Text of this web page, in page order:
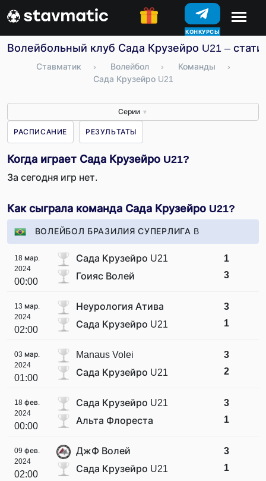
КОНКУРСЫ
Волейбольный клуб Сада Крузейро U21 –
Ставматик › Волейбол › Команды
›
Сада Крузейро U21
Серии ▼
РАСПИСАНИЕ РЕЗУЛЬТАТЫ
Когда играет Сада Крузейро U21?
За сегодня игр нет.
Как сыграла команда Сада Крузейро U21?
ВОЛЕЙБОЛ БРАЗИЛИЯ СУПЕРЛИГА B
18 мар.
2024
00:00
Сада Крузейро U21
Гоияс Волей
1
3
13 мар.
2024
02:00
Неурология Атива
Сада Крузейро U21
3
1
03 мар.
2024
01:00
Manaus Volei
Сада Крузейро U21
3
2
18 фев.
2024
00:00
Сада Крузейро U21
Альта Флореста
3
1
09 фев.
2024
02:00
ДжФ Волей
Сада Крузейро U21
3
1